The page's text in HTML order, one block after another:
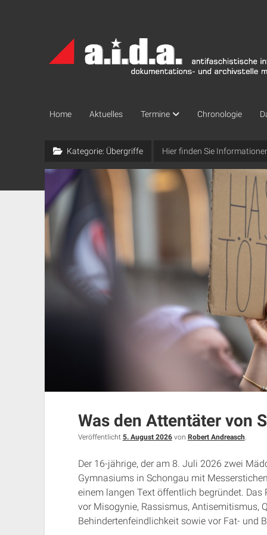
Archiv
München
Home Aktuelles Termine Chronologie
Kategorie: Übergriffe Hier finden Sie
Was den Attentäter von
Veröffentlicht 5. August 2026von Robert Andreasch.
Der 16-jährige, der am 8. Juli 2026 zwei
Gymnasiums in Schongau mit
einem langen Text öffentlich begründet.
vor Misogynie, Rassismus, Antisemitismus,
Behindertenfeindlichkeit sowie vor Fat- und